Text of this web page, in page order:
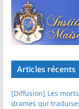
Articles récents
[Diffusion] Les
drames qui